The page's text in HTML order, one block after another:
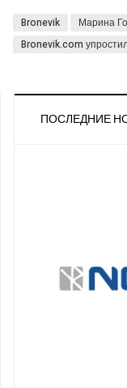
Bronevik
Марина
Bronevik.com
ПОСЛЕДНИЕ